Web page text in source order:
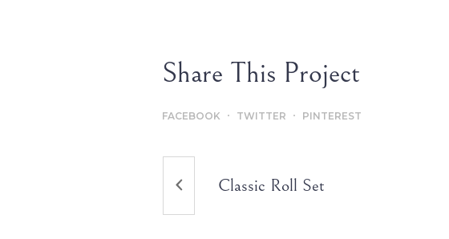
Share This Project
FACEBOOK TWITTER PINTEREST
Classic Roll Set